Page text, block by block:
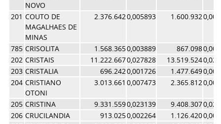
NOVO
201 COUTO DE
MAGALHAES DE
MINAS
2.376.6420,005893 1.600.932
785 CRISOLITA 1.568.3650,003889 867.098
202 CRISTAIS 11.222.6670,027828 13.519.524
203 CRISTALIA 696.2420,001726 1.477.649
204 CRISTIANO
OTONI
3.013.661 0,007473 2.365.812
205 CRISTINA 9.331.5590,023139 9.408.307
206 CRUCILANDIA 913.0250,002264 1.126.420